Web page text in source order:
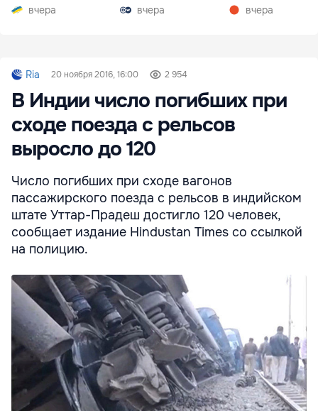
вчера
вчера
вчера
Ria 20 ноября 2016, 16:00 2 954
В Индии число погибших при
сходе поезда с рельсов
выросло до 120
Число погибших при сходе вагонов
пассажирского поезда с рельсов в индийском
штате Уттар-Прадеш достигло 120 человек,
сообщает издание Hindustan Times со ссылкой
на полицию.